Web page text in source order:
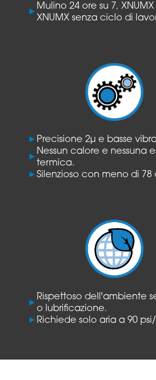
►
Mulino 24 ore su 7,
XNUMX senza ciclo di
► Precisione 2µ e basse
►
Nessun calore e nessuna
termica.
► Silenzioso con meno di 78
►
Rispettoso dell'ambiente
o lubrificazione.
► Richiede solo aria a 90